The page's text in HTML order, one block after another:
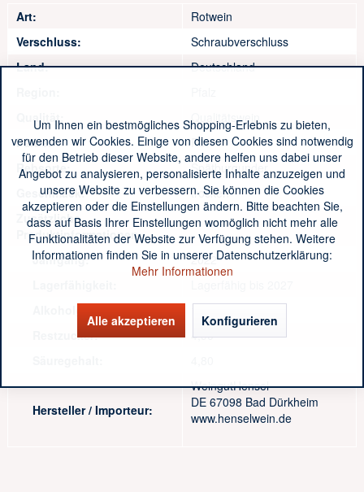
Art:
Rotwein
Verschluss:
Schraubverschluss
Land:
Deutschland
Qualität:
Qualitätswein
Farbe:
Rot
Rebsorte:
Spätburgunder
Geschmack:
trocken
Zusätzliche
Produktinformationen:
Jahrgang:
2022
Restzucker:
4,90
Hersteller / Importeur:
WeingutHensel
DE 67098 Bad Dürkheim
www.henselwein.de
Um Ihnen ein bestmögliches Shopping-Erlebnis zu bieten,
verwenden wir Cookies. Einige von diesen Cookies sind notwendig
für den Betrieb dieser Website, andere helfen uns dabei unser
Angebot zu analysieren, personalisierte Inhalte anzuzeigen und
unsere Website zu verbessern. Sie können die Cookies
akzeptieren oder die Einstellungen ändern. Bitte beachten Sie,
dass auf Basis Ihrer Einstellungen womöglich nicht mehr alle
Funktionalitäten der Website zur Verfügung stehen. Weitere
Informationen finden Sie in unserer Datenschutzerklärung:
Mehr Informationen
Alle akzeptieren Konfigurieren